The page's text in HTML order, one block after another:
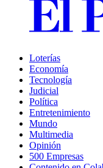
Loterías
Economía
Tecnología
Judicial
Política
Entretenimiento
Mundo
Multimedia
Opinión
500 Empresas